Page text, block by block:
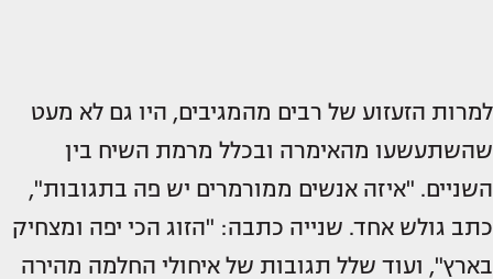
למרות הזעזוע של רבים מהמגיבים, היו גם לא מעט
שהשתעשעו מהאימרה ובכלל מרמת השיח בין
השניים. "איזה אנשים ממורמרים יש פה בתגובות",
כתב גולש אחד. שנייה כתבה: "הזוג הכי יפה ומצחיק
בארץ", ועוד שלל תגובות של איחולי החלמה מהירה